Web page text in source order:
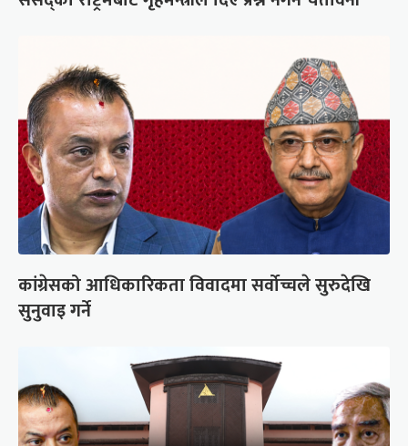
कांग्रेसको आधिकारिकता विवादमा सर्वोच्चले सुरुदेखि
सुनुवाइ गर्ने